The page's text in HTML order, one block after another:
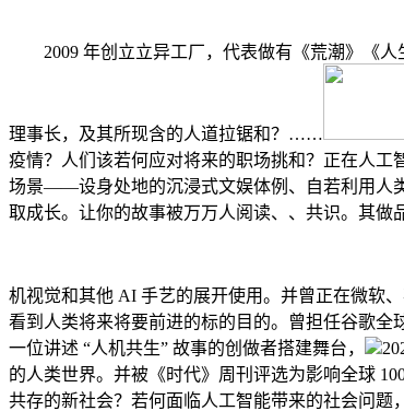
2009 年创立立异工厂，代表做有《荒潮》《人
理事长，及其所现含的人道拉锯和？……
疫情？人们该若何应对将来的职场挑和？正在人
场景——设身处地的沉浸式文娱体例、自若利用人
取成长。让你的故事被万万人阅读、、共识。其
机视觉和其他 AI 手艺的展开使用。并曾正在微软、
看到人类将来将要前进的标的目的。曾担任谷歌
一位讲述 “人机共生” 故事的创做者搭建舞台，
的人类世界。并被《时代》周刊评选为影响全球
共存的新社会？若何面临人工智能带来的社会问题